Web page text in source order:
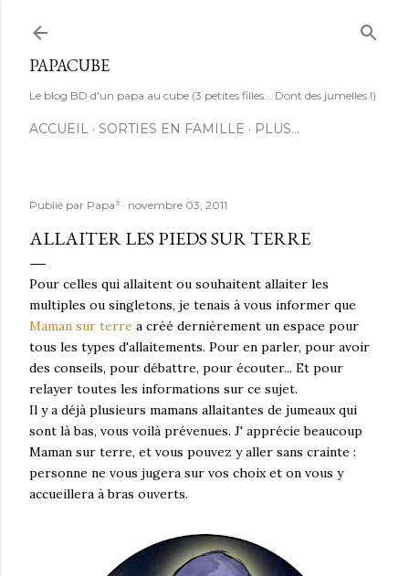
PAPACUBE
Le blog BD d'un papa au cube (3 petites filles... Dont des jumelles !)
ACCUEIL SORTIES EN FAMILLE PLUS…
Publié par Papa³ novembre 03, 2011
ALLAITER LES PIEDS SUR TERRE
Pour celles qui allaitent ou souhaitent allaiter les
multiples ou singletons, je tenais à vous informer que
Maman sur terre a créé dernièrement un espace pour
tous les types d'allaitements. Pour en parler, pour avoir
des conseils, pour débattre, pour écouter... Et pour
relayer toutes les informations sur ce sujet.
Il y a déjà plusieurs mamans allaitantes de jumeaux qui
sont là bas, vous voilà prévenues. J' apprécie beaucoup
Maman sur terre, et vous pouvez y aller sans crainte :
personne ne vous jugera sur vos choix et on vous y
accueillera à bras ouverts.